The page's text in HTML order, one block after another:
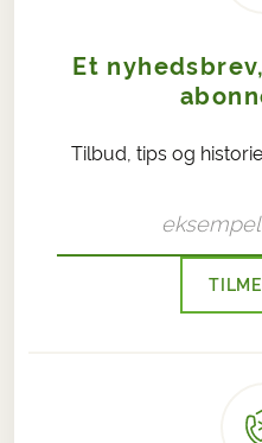
Et
Tilbud, tips og